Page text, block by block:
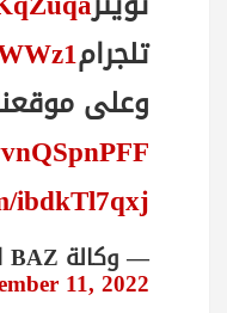
تلجرام
وعلى
ibdkTl7qxj
— وكالة BAZ الاخبارية (@baznewz)
11, 2022